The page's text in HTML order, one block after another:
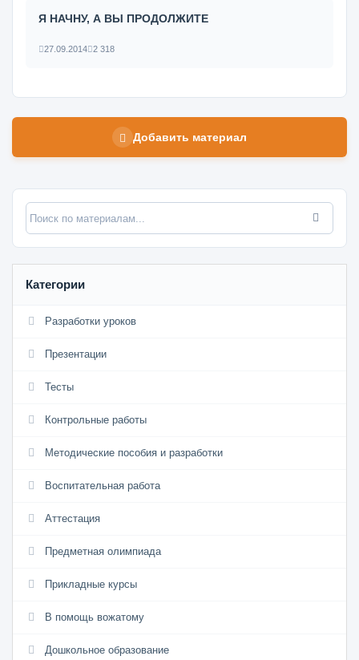
Я НАЧНУ, А ВЫ ПРОДОЛЖИТЕ
27.09.2014 2 318
Добавить материал
Категории
Разработки уроков
Презентации
Тесты
Контрольные работы
Методические пособия и разработки
Воспитательная работа
Аттестация
Предметная олимпиада
Прикладные курсы
В помощь вожатому
Дошкольное образование